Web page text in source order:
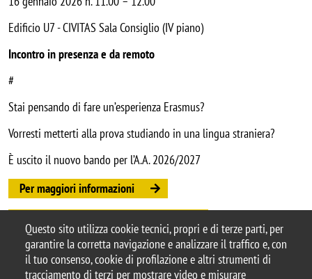
Questo sito utilizza cookie tecnici, propri e di terze parti, per
garantire la corretta navigazione e analizzare il traffico e, con
il tuo consenso, cookie di profilazione e altri strumenti di
tracciamento di terzi per mostrare video e misurare
Edificio U7 - CIVITAS Sala Consiglio (IV piano)
Incontro in presenza e da remoto
#
Stai pensando di fare un’esperienza Erasmus?
Vorresti metterti alla prova studiando in una lingua straniera?
È uscito il nuovo bando per l’A.A. 2026/2027
Per maggiori informazioni